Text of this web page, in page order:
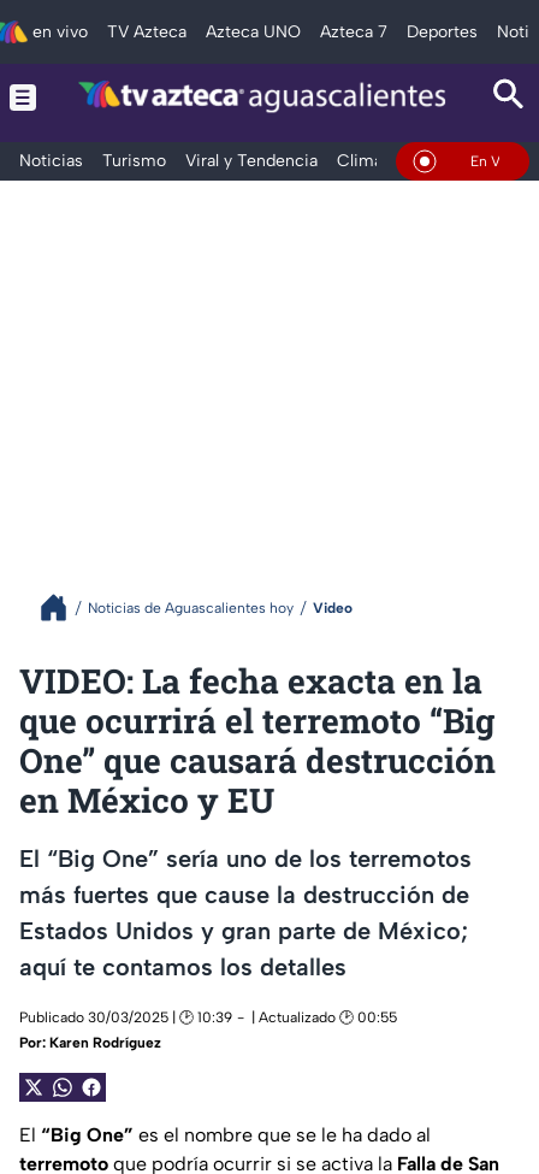
en vivo TV Azteca Azteca UNO Azteca 7 Deportes
Noticias Turismo Viral y Tendencia Clima DeportesEn Vivo
Noticias de Aguascalientes hoy Video
VIDEO: La fecha exacta en la
que ocurrirá el terremoto “Big
One” que causará destrucción
en México y EU
El “Big One” sería uno de los terremotos
más fuertes que cause la destrucción de
Estados Unidos y gran parte de México;
aquí te contamos los detalles
Publicado 30/03/2025 | 🕑 10:39
| Actualizado 🕑 00:55
Por: Karen Rodríguez
El “Big One” es el nombre que se le ha dado al
terremoto que podría ocurrir si se activa la Falla de San